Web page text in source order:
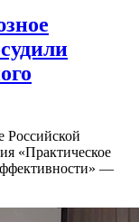
Российской
«Практическое
—